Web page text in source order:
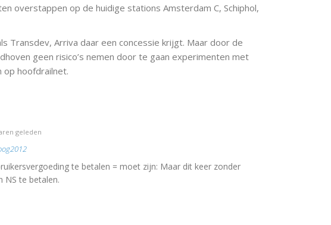
overstappen op de huidige stations Amsterdam C, Schiphol,
Transdev, Arriva daar een concessie krijgt. Maar door de
geen risico’s nemen door te gaan experimenten met
op hoofdrailnet.
geleden
te betalen = moet zijn: Maar dit keer zonder
NS te betalen.